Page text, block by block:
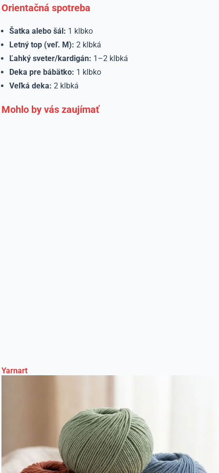
Orientačná spotreba
Šatka alebo šál: 1 klbko
Letný top (veľ. M): 2 klbká
Ľahký sveter/kardigán: 1–2 klbká
Deka pre bábätko: 1 klbko
Veľká deka: 2 klbká
Mohlo by vás zaujímať
Yarnart